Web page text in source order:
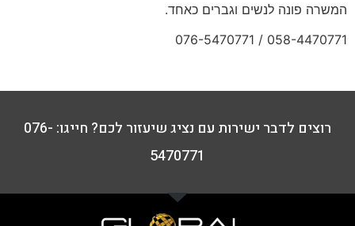
המשרה פונה לנשים וגברים כאחד.
058-4470771 / 076-5470771
רוצים לדבר ישירות עם נציג שיעזור לכם? חייגו: 076-
5470771